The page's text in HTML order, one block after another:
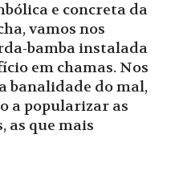
e concreta da
vamos nos
bamba instalada
em chamas. Nos
banalidade do mal,
a popularizar as
as que mais